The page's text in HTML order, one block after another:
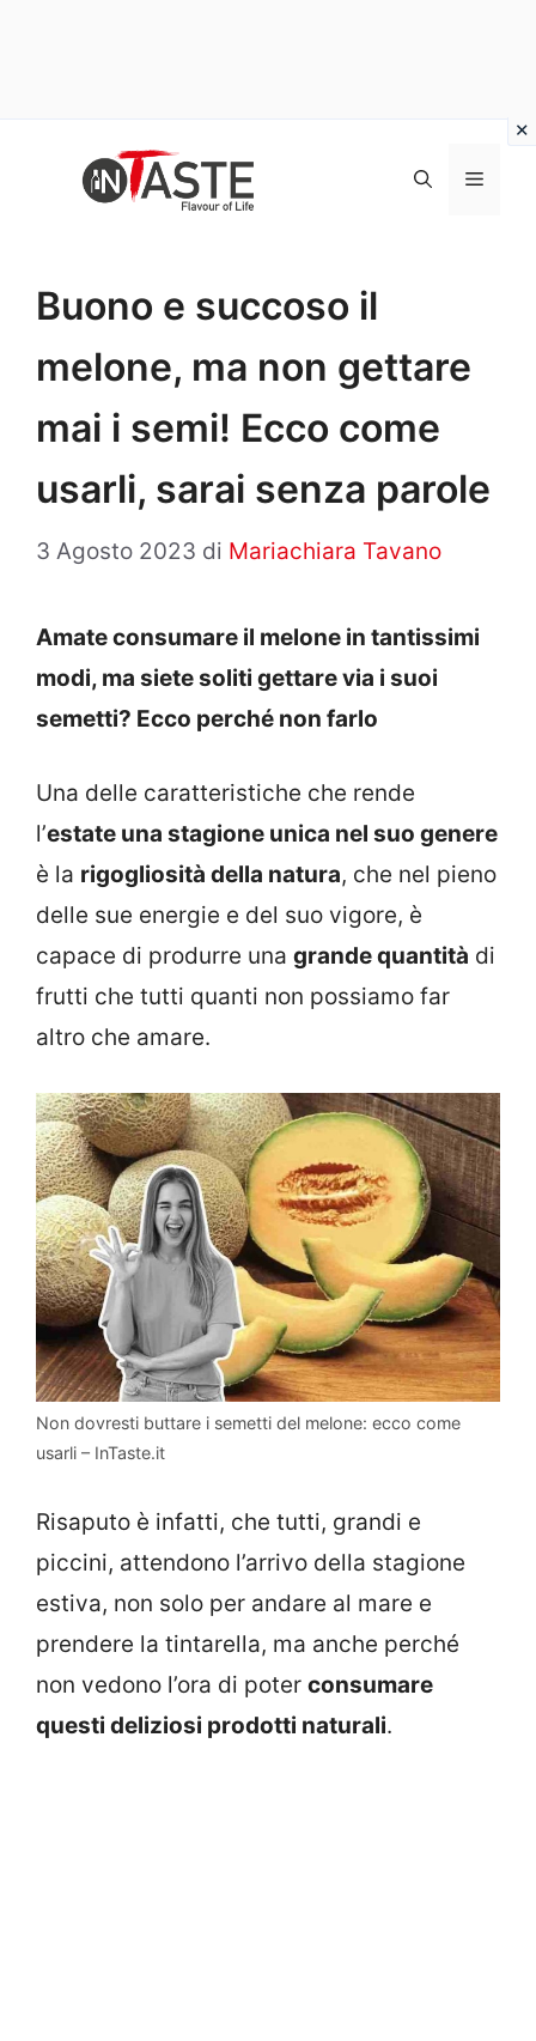
Menu
Buono e succoso il
melone, ma non gettare
mai i semi! Ecco come
usarli, sarai senza parole
3 Agosto 2023 di Mariachiara Tavano
Amate consumare il melone in tantissimi
modi, ma siete soliti gettare via i suoi
semetti? Ecco perché non farlo
Una delle caratteristiche che rende
l’estate una stagione unica nel suo genere
è la rigogliosità della natura, che nel pieno
delle sue energie e del suo vigore, è
capace di produrre una grande quantità di
frutti che tutti quanti non possiamo far
altro che amare.
Non dovresti buttare i semetti del melone: ecco come
usarli – InTaste.it
Risaputo è infatti, che tutti, grandi e
piccini, attendono l’arrivo della stagione
estiva, non solo per andare al mare e
prendere la tintarella, ma anche perché
non vedono l’ora di poter consumare
questi deliziosi prodotti naturali.